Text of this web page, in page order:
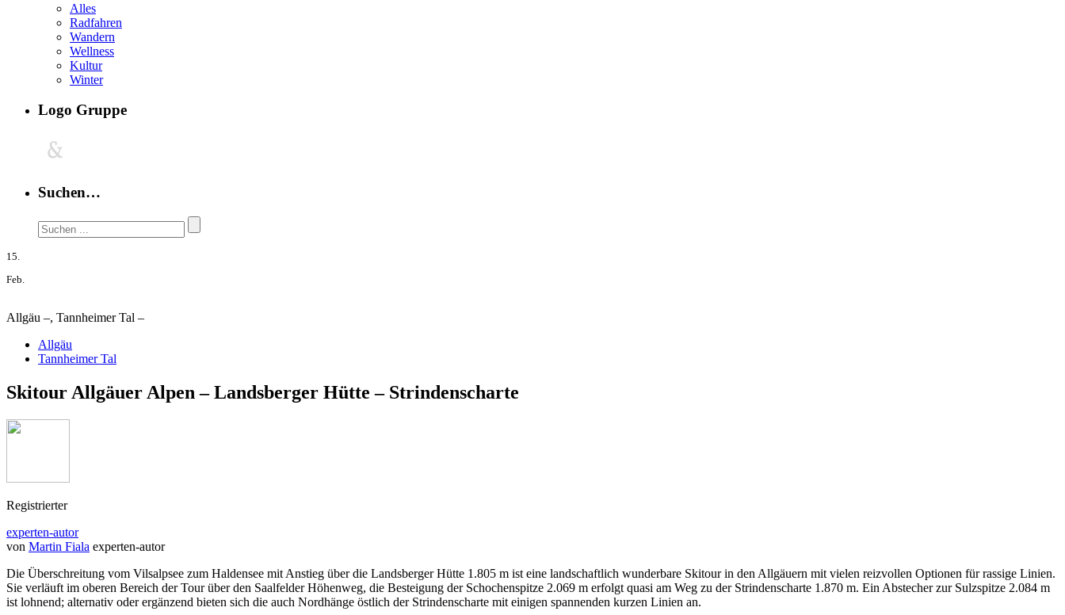
Alles
Radfahren
Wandern
Wellness
Kultur
Winter
Logo Gruppe
Suchen…
15.
Feb.
Allgäu –, Tannheimer Tal –
Allgäu
Tannheimer Tal
Skitour Allgäuer Alpen – Landsberger Hütte – Strindenscharte
Registrierter
experten-autor
von Martin Fiala experten-autor
Die Überschreitung vom Vilsalpsee zum Haldensee mit Anstieg über die Landsberger Hütte 1.805 m ist eine landschaftlich wunderbare Skitour in den Allgäuern mit vielen reizvollen Optionen für rassige Linien.
Sie verläuft im oberen Bereich der Tour über den Saalfelder Höhenweg, die Besteigung der Schochenspitze 2.069 m erfolgt quasi am Weg zu der Strindenscharte 1.870 m. Ein Abstecher zur Sulzspitze 2.084 m
ist lohnend; alternativ oder ergänzend bieten sich die auch Nordhänge östlich der Strindenscharte mit einigen spannenden kurzen Linien an.